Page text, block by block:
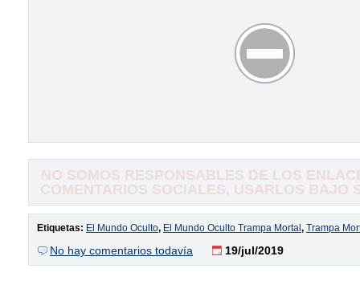
NO SOMOS RESPONSABLES DE LOS
COMENTARIOS SOCIALES, USARLOS BAJO
Etiquetas: El Mundo Oculto, El Mundo Oculto Trampa Mortal, Trampa
No hay comentarios todavía 19/jul/2019